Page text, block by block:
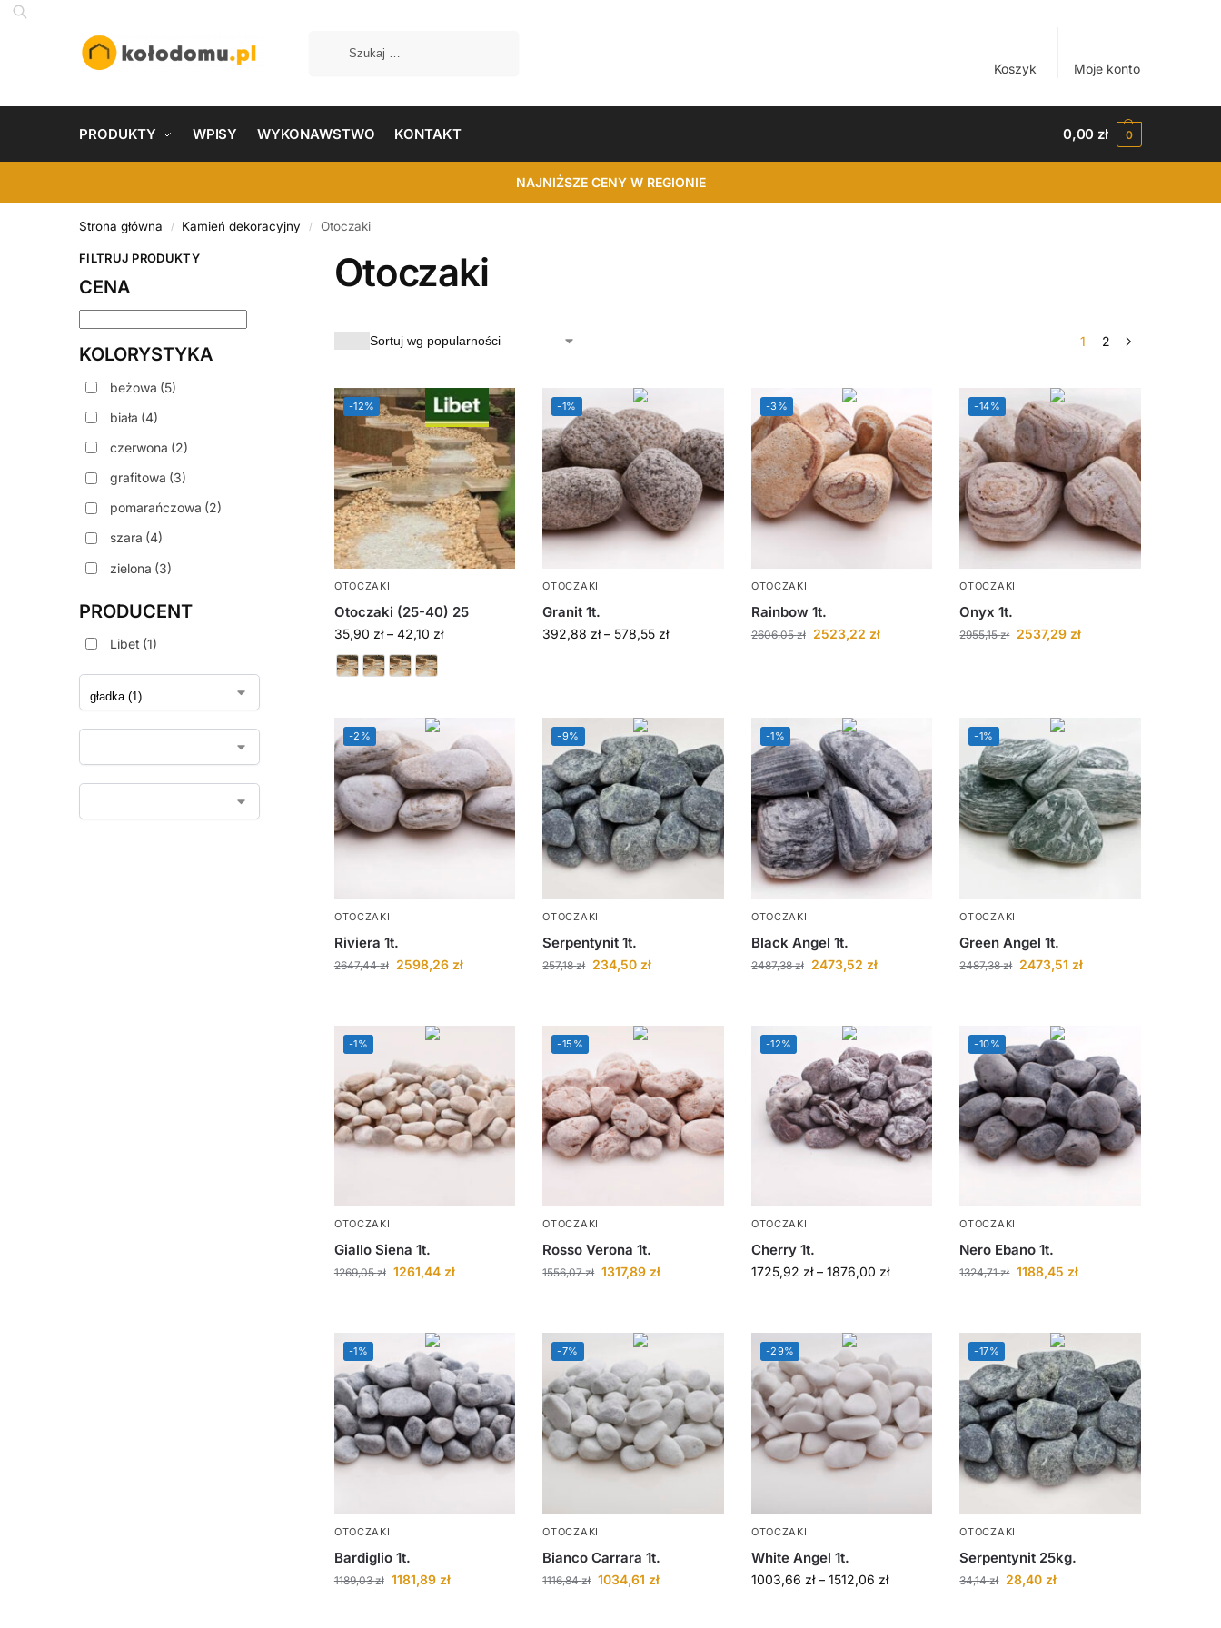
Koszyk Moje konto
PRODUKTY WPISY WYKONAWSTWO KONTAKT 0,00zł 0
NAJNIŻSZE CENY W REGIONIE
Strona główna / Kamień dekoracyjny / Otoczaki
Otoczaki
1 2
-12%
OTOCZAKI
Otoczaki (25-40) 25
35,90 zł – 42,10 zł
-1%
OTOCZAKI
Granit 1t.
392,88 zł – 578,55 zł
-3%
OTOCZAKI
Rainbow 1t.
2606,05zł 2523,22 zł
-14%
OTOCZAKI
Onyx 1t.
2955,15zł 2537,29 zł
-2%
OTOCZAKI
Riviera 1t.
2647,44zł 2598,26 zł
-9%
OTOCZAKI
Serpentynit 1t.
257,18zł 234,50 zł
-1%
OTOCZAKI
Black Angel 1t.
2487,38zł 2473,52 zł
-1%
OTOCZAKI
Green Angel 1t.
2487,38zł 2473,51 zł
-1%
OTOCZAKI
Giallo Siena 1t.
1269,05zł 1261,44 zł
-15%
OTOCZAKI
Rosso Verona 1t.
1556,07zł 1317,89 zł
-12%
OTOCZAKI
Cherry 1t.
1725,92 zł – 1876,00 zł
-10%
OTOCZAKI
Nero Ebano 1t.
1324,71zł 1188,45 zł
-1%
OTOCZAKI
Bardiglio 1t.
1189,03zł 1181,89 zł
-7%
OTOCZAKI
Bianco Carrara 1t.
1116,84zł 1034,61 zł
-29%
OTOCZAKI
White Angel 1t.
1003,66 zł – 1512,06 zł
-17%
OTOCZAKI
Serpentynit 25kg.
34,14zł 28,40 zł
FILTRUJ PRODUKTY
CENA
KOLORYSTYKA
beżowa (5)
biała (4)
czerwona (2)
grafitowa (3)
pomarańczowa (2)
szara (4)
zielona (3)
PRODUCENT
Libet (1)